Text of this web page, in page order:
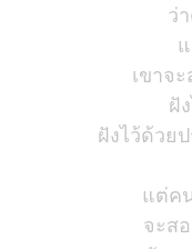
ว่
เขาจ
ฝั
ฝังไว้ด้วย
แต่ค
จะส